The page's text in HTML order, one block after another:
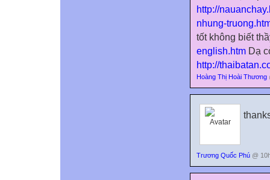
http://
nhung-
tốt không biết
english.htm Dạ
http://
Hoàng Thị Hoài Thương
Trương Quốc Phú @